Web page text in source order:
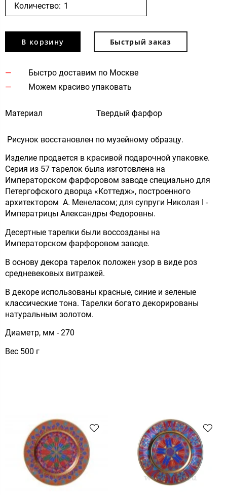
Количество:
В корзину Быстрый заказ
Быстро доставим по Москве
Можем красиво упаковать
Материал Твердый фарфор
Рисунок восстановлен по музейному образцу.
Изделие продается в красивой подарочной упаковке.
Серия из 57 тарелок была изготовлена на
Императорском фарфоровом заводе специально для
Петергофского дворца «Коттедж», построенного
архитектором А. Менеласом; для супруги Николая I -
Императрицы Александры Федоровны.
Десертные тарелки были воссозданы на
Императорском фарфоровом заводе.
В основу декора тарелок положен узор в виде роз
средневековых витражей.
В декоре использованы красные, синие и зеленые
классические тона. Тарелки богато декорированы
натуральным золотом.
Диаметр, мм - 270
Вес 500 г